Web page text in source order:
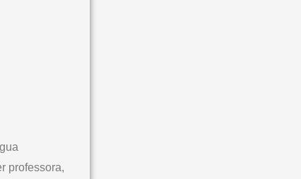
professora,